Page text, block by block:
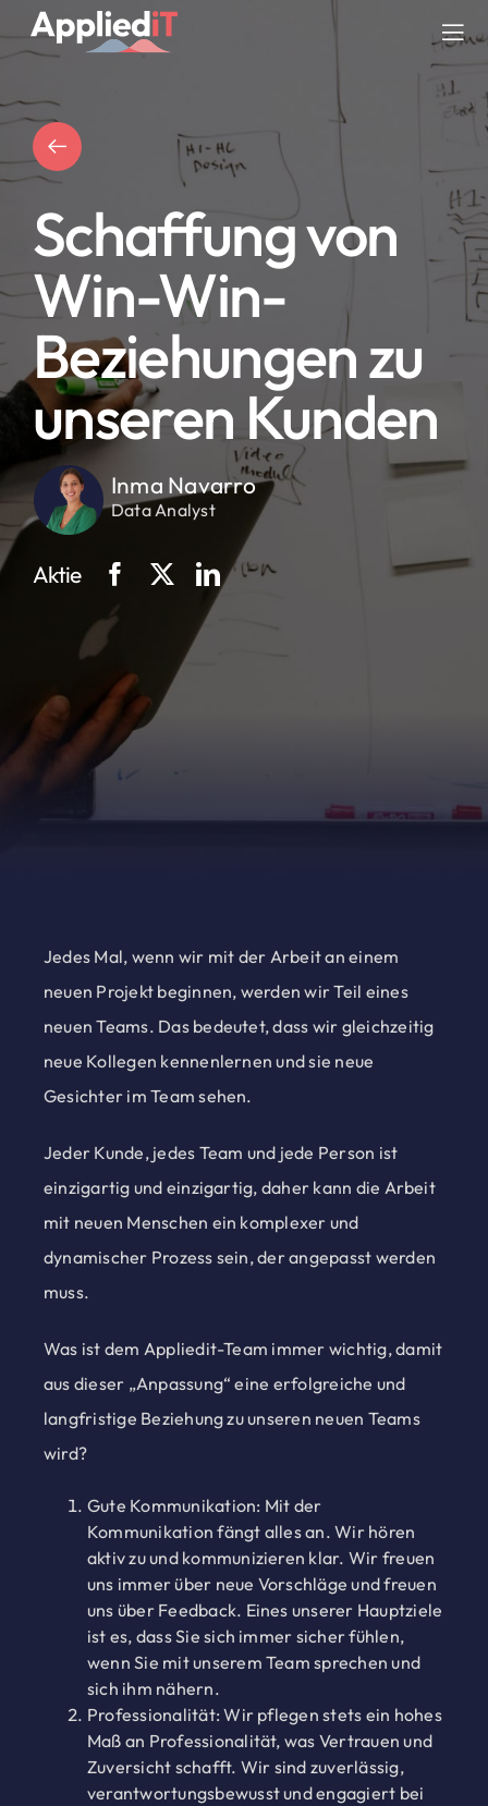
DIENSTLEISTUNGEN
UNTERNEHMEN
RESSOURCEN
BLOG
Schaffung von
Win-Win-
Beziehungen zu
unseren Kunden
Inma Navarro
Data Analyst
Aktie
Jedes Mal, wenn wir mit der Arbeit an einem
neuen Projekt beginnen, werden wir Teil eines
neuen Teams. Das bedeutet, dass wir gleichzeitig
neue Kollegen kennenlernen und sie neue
Gesichter im Team sehen.
Jeder Kunde, jedes Team und jede Person ist
einzigartig und einzigartig, daher kann die Arbeit
mit neuen Menschen ein komplexer und
dynamischer Prozess sein, der angepasst werden
muss.
Was ist dem Appliedit-Team immer wichtig, damit
aus dieser „Anpassung“ eine erfolgreiche und
langfristige Beziehung zu unseren neuen Teams
wird?
Gute Kommunikation: Mit der
Kommunikation fängt alles an. Wir hören
aktiv zu und kommunizieren klar. Wir freuen
uns immer über neue Vorschläge und freuen
uns über Feedback. Eines unserer Hauptziele
ist es, dass Sie sich immer sicher fühlen,
wenn Sie mit unserem Team sprechen und
sich ihm nähern.
Professionalität: Wir pflegen stets ein hohes
Maß an Professionalität, was Vertrauen und
Zuversicht schafft. Wir sind zuverlässig,
verantwortungsbewusst und engagiert bei